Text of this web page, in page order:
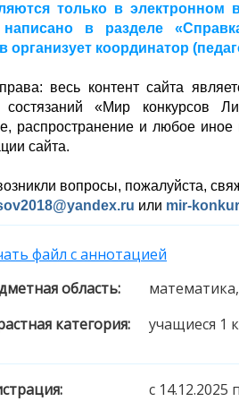
только в
в разделе
организует координатор
весь контент сайта
состязаний «Мир конкурсов
распространение и любое иное
сайта.
вопросы, пожалуйста,
или mir-
файл с аннотацией
область:
категория:
учащиеся 1
c 14.12.2025